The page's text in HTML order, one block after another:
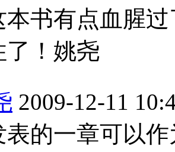
本书有点血腥
了！姚尧
2009-12-11
表的一章可以